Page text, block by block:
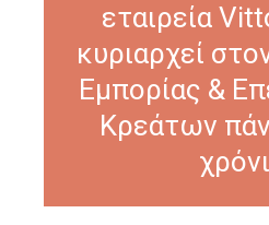
εταιρεία
κυριαρχεί
Εμπορίας &
Κρεάτων